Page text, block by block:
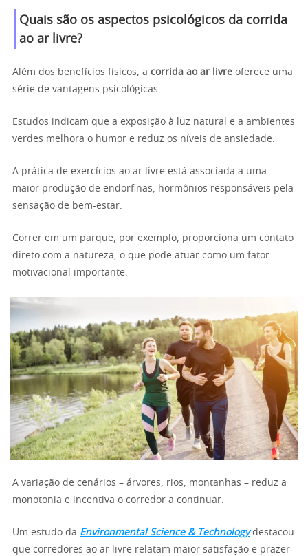
Quais são os aspectos psicológicos da corrida
ao ar livre?
Além dos benefícios físicos, a corrida ao ar livre oferece uma
série de vantagens psicológicas.
Estudos indicam que a exposição à luz natural e a ambientes
verdes melhora o humor e reduz os níveis de ansiedade.
A prática de exercícios ao ar livre está associada a uma
maior produção de endorfinas, hormônios responsáveis pela
sensação de bem-estar.
Correr em um parque, por exemplo, proporciona um contato
direto com a natureza, o que pode atuar como um fator
motivacional importante.
A variação de cenários – árvores, rios, montanhas – reduz a
monotonia e incentiva o corredor a continuar.
Um estudo da Environmental Science & Technologydestacou
que corredores ao ar livre relatam maior satisfação e prazer